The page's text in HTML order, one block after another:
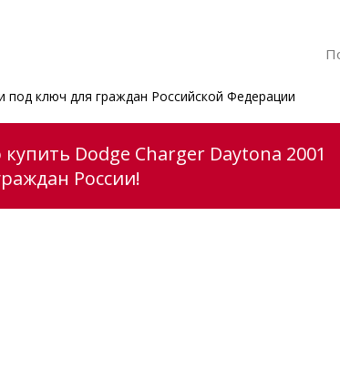
ключ для граждан Российской Федерации
Dodge Charger Daytona 2001
России!